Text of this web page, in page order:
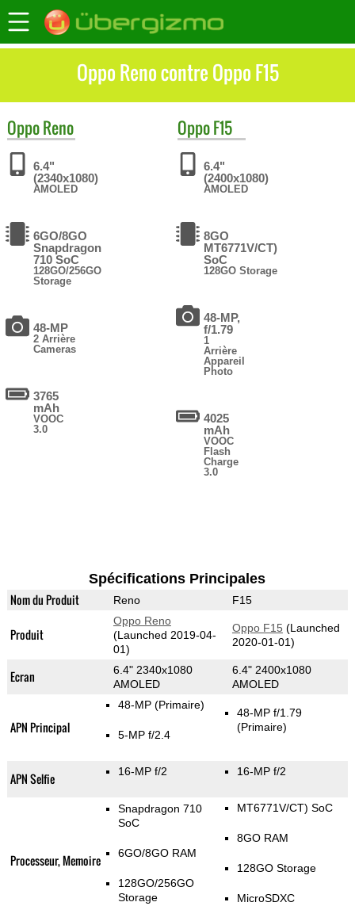
Oppo Reno contre Oppo F15
OppoReno
6.4"
(2340x1080)
AMOLED
6GO/8GO
Snapdragon
710 SoC
128GO/256GO
Storage
48-MP
2 Arrière
Cameras
3765
mAh
VOOC
3.0
OppoF15
6.4"
(2400x1080)
AMOLED
8GO
MT6771V/CT)
SoC
128GO Storage
48-MP,
f/1.79
1
Arrière
Appareil
Photo
4025
mAh
VOOC
Flash
Charge
3.0
Spécifications Principales
Nom du Produit Reno F15
Produit
Oppo Reno
(Launched 2019-04-
01)
Oppo F15 (Launched
2020-01-01)
Ecran
6.4" 2340x1080
AMOLED
6.4" 2400x1080
AMOLED
APN Principal
48-MP (Primaire)
5-MP f/2.4
48-MP f/1.79
(Primaire)
APN Selfie 16-MP f/2 16-MP f/2
Processeur, Memoire
Snapdragon 710
SoC
6GO/8GO RAM
128GO/256GO
Storage
MT6771V/CT) SoC
8GO RAM
128GO Storage
MicroSDXC